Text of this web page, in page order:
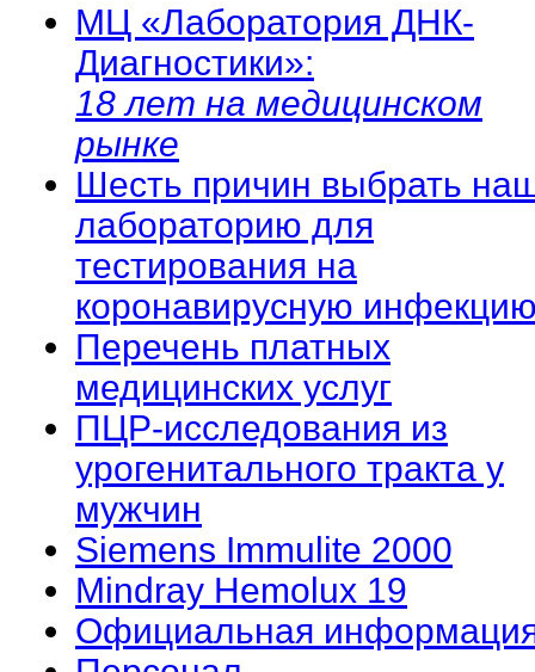
МЦ «Лаборатория ДНК-
Диагностики»:
18 лет на медицинском
рынке
Шесть причин выбрать
лабораторию для
тестирования на
коронавирусную
Перечень платных
медицинских услуг
ПЦР-исследования из
урогенитального тракта у
мужчин
Siemens Immulite 2000
Mindray Hemolux 19
Официальная